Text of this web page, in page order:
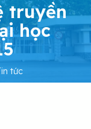
truyền
học
tức